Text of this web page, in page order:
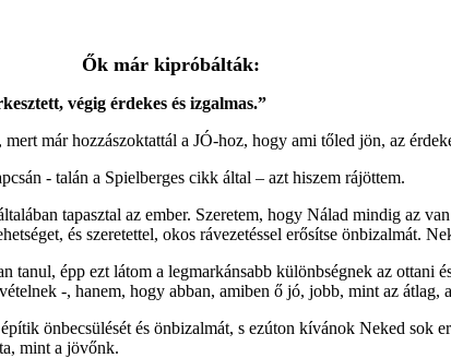
Ők már kipróbálták:
végig érdekes és izgalmas.”
már hozzászoktattál a JÓ-hoz, hogy ami tőled jön, az
- talán a Spielberges cikk által – azt hiszem rájöttem.
tapasztal az ember. Szeretem, hogy Nálad mindig az
és szeretettel, okos rávezetéssel erősítse önbizalmát.
épp ezt látom a legmarkánsabb különbségnek az ottani
-, hanem, hogy abban, amiben ő jó, jobb, mint az átlag,
önbecsülését és önbizalmát, s ezúton kívánok Neked sok
mint a jövőnk.